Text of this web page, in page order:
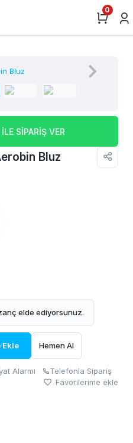
0
SİPARİŞ VER
Bluz
elde ediyorsunuz.
Ekle Hemen Al
Alarmı
Telefonla Sipariş
Favorilerime ekle